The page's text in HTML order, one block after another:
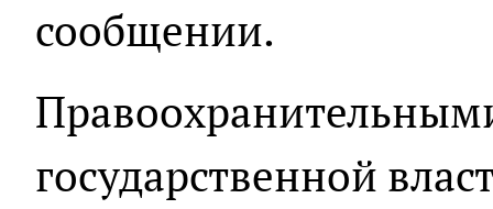
сообщении.
государственной